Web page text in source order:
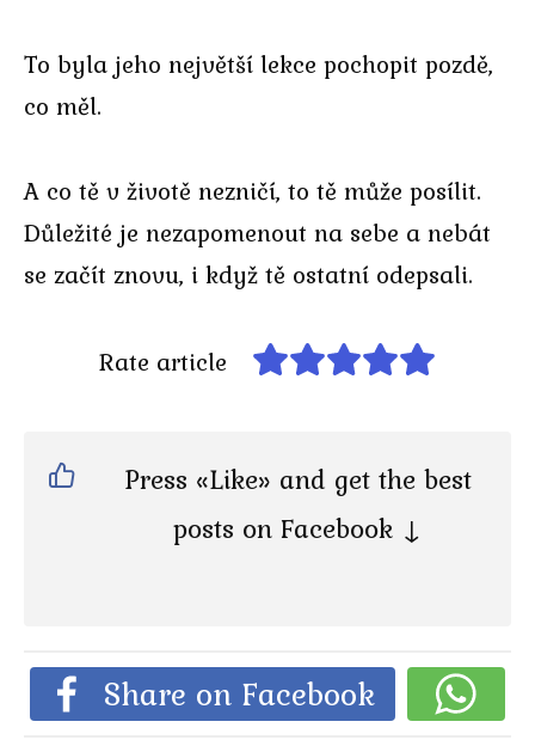
To byla jeho největší lekce pochopit pozdě,
co měl.
A co tě v životě nezničí, to tě může posílit.
Důležité je nezapomenout na sebe a nebát
se začít znovu, i když tě ostatní odepsali.
Rate article
Press «Like» and get the best
posts on Facebook ↓
Share on Facebook